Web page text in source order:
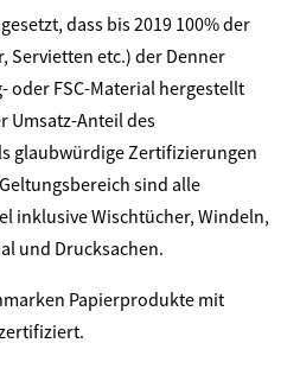
dass bis 2019 100% der
Servietten etc.) der Denner
oder FSC-Material hergestellt
Umsatz-Anteil des
glaubwürdige Zertifizierungen
sind alle
inklusive Wischtücher, Windeln,
und Drucksachen.
Papierprodukte mit